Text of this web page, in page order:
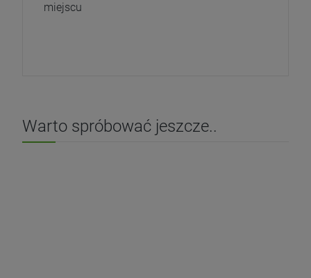
miejscu
Warto spróbować jeszcze..